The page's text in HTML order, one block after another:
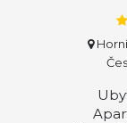
Horní